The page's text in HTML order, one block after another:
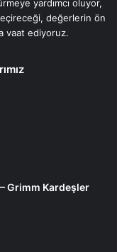
yardımcı oluyor,
değerlerin ön
vaat ediyoruz.
Grimm Kardeşler